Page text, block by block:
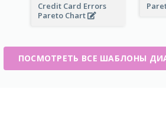
Credit Card Errors
Pareto Chart
ПОСМОТРЕТЬ ВСЕ ШАБЛОНЫ